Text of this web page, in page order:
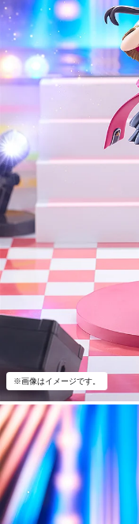
※画像はイメージです。